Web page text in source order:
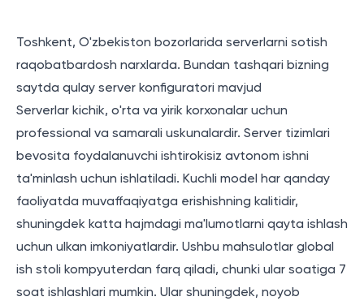
Toshkent, O'zbekiston bozorlarida serverlarni sotish
raqobatbardosh narxlarda. Bundan tashqari bizning
saytda qulay server konfiguratori mavjud
Serverlar kichik, o'rta va yirik korxonalar uchun
professional va samarali uskunalardir. Server tizimlari
bevosita foydalanuvchi ishtirokisiz avtonom ishni
ta'minlash uchun ishlatiladi. Kuchli model har qanday
faoliyatda muvaffaqiyatga erishishning kalitidir,
shuningdek katta hajmdagi ma'lumotlarni qayta ishlash
uchun ulkan imkoniyatlardir. Ushbu mahsulotlar global
ish stoli kompyuterdan farq qiladi, chunki ular soatiga 7
soat ishlashlari mumkin. Ular shuningdek, noyob